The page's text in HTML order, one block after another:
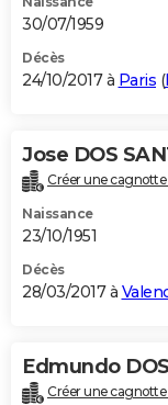
30/07/1959
Décès
24/10/2017 à Paris (
Jose DOS
Créer une cagnotte
Naissance
23/10/1951
Décès
28/03/2017 à
Edmundo
Créer une cagnotte